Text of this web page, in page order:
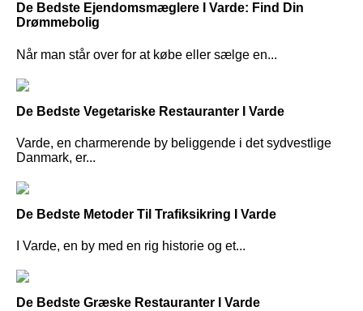
De Bedste Ejendomsmæglere I Varde: Find Din
Drømmebolig
Når man står over for at købe eller sælge en...
De Bedste Vegetariske Restauranter I Varde
Varde, en charmerende by beliggende i det sydvestlige
Danmark, er...
De Bedste Metoder Til Trafiksikring I Varde
I Varde, en by med en rig historie og et...
De Bedste Græske Restauranter I Varde